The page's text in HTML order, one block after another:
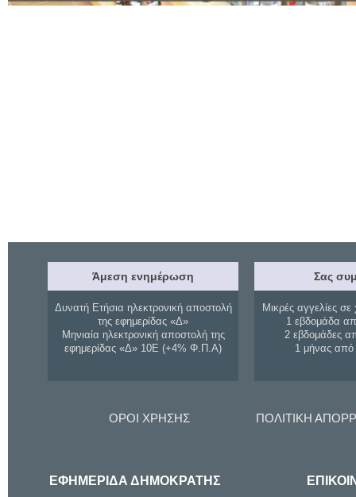
Άμεση ενημέρωση
Δυνατή Ετήσια ηλεκτρονική αποστολή
της εφημερίδας «Δ»
Μηνιαία ηλεκτρονική αποστολή της
εφημερίδας «Δ» 10Ε (+4% Φ.Π.Α)
Σας
Μικρές αγγελίες σε
1 εβδομάδα
2 εβδομάδες
1 μήνας
ΟΡΟΙ ΧΡΗΣΗΣ ΠΟΛΙΤΙΚΗ
ΕΦΗΜΕΡΙΔΑ ΔΗΜΟΚΡΑΤΗΣ